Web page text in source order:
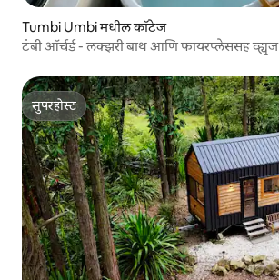
Tumbi Umbi मधील कॉटेज
टंबी ऑर्चर्ड - लक्झरी बाथ आणि फायरप्लेससह व्ह्यूज
सुपरहोस्ट
सुपरहोस्ट